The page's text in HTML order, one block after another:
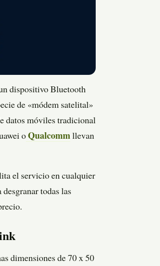
dispositivo Bluetooth
de «módem satelital»
datos móviles tradicional
o Qualcomm llevan
el servicio en cualquier
todas las
dimensiones de 70 x 50